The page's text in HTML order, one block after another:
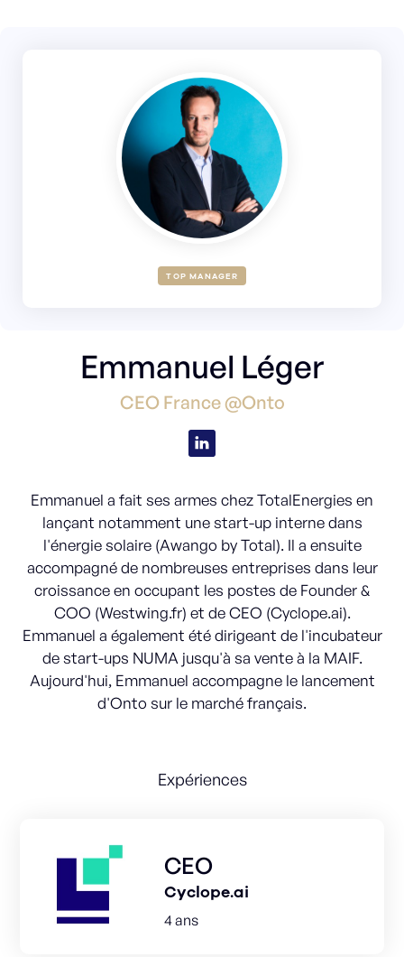
TOP MANAGER
Emmanuel Léger
CEO France @Onto
Emmanuel a fait ses armes chez TotalEnergies en
lançant notamment une start-up interne dans
l'énergie solaire (Awango by Total). Il a ensuite
accompagné de nombreuses entreprises dans leur
croissance en occupant les postes de Founder &
COO (Westwing.fr) et de CEO (Cyclope.ai).
Emmanuel a également été dirigeant de l'incubateur
de start-ups NUMA jusqu'à sa vente à la MAIF.
Aujourd'hui, Emmanuel accompagne le lancement
d'Onto sur le marché français.
Expériences
CEO
Cyclope.ai
4 ans